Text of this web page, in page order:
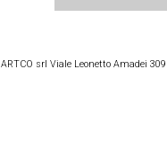
ARTCO srl Viale Leonetto Amadei